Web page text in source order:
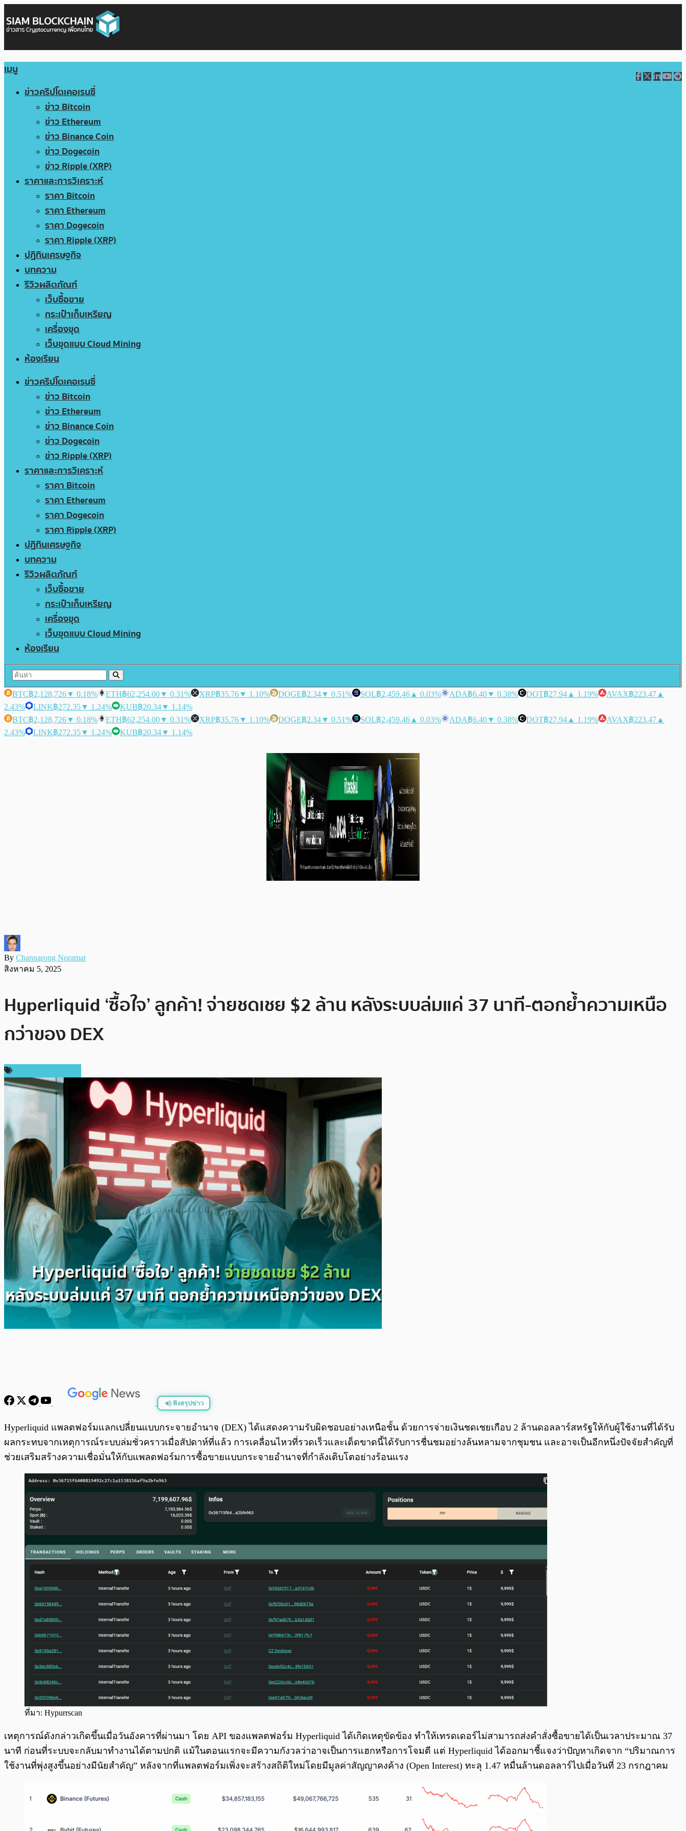
เมนู
ข่าวคริปโตเคอเรนซี่
ข่าว Bitcoin
ข่าว Ethereum
ข่าว Binance Coin
ข่าว Dogecoin
ข่าว Ripple (XRP)
ราคาและการวิเคราะห์
ราคา Bitcoin
ราคา Ethereum
ราคา Dogecoin
ราคา Ripple (XRP)
ปฏิทินเศรษฐกิจ
บทความ
รีวิวผลิตภัณฑ์
เว็บซื้อขาย
กระเป๋าเก็บเหรียญ
เครื่องขุด
เว็บขุดแบบ Cloud Mining
ห้องเรียน
ข่าวคริปโตเคอเรนซี่
ข่าว Bitcoin
ข่าว Ethereum
ข่าว Binance Coin
ข่าว Dogecoin
ข่าว Ripple (XRP)
ราคาและการวิเคราะห์
ราคา Bitcoin
ราคา Ethereum
ราคา Dogecoin
ราคา Ripple (XRP)
ปฏิทินเศรษฐกิจ
บทความ
รีวิวผลิตภัณฑ์
เว็บซื้อขาย
กระเป๋าเก็บเหรียญ
เครื่องขุด
เว็บขุดแบบ Cloud Mining
ห้องเรียน
BTC฿2,128,726▼ 0.18% ETH฿62,254.00▼ 0.31% XRP฿35.76▼ 1.10% DOGE฿2.34▼ 0.51% SOL฿2,459.46 ▲ 0.03% ADA฿6.40▼ 0.38% DOT฿27.94 ▲ 1.19% AVAX฿223.47 ▲
2.43%
LINK฿272.35▼ 1.24% KUB฿20.34▼ 1.14%
BTC฿2,128,726▼ 0.18% ETH฿62,254.00▼ 0.31% XRP฿35.76▼ 1.10% DOGE฿2.34▼ 0.51% SOL฿2,459.46 ▲ 0.03% ADA฿6.40▼ 0.38% DOT฿27.94 ▲ 1.19% AVAX฿223.47 ▲
2.43%
LINK฿272.35▼ 1.24% KUB฿20.34▼ 1.14%
By Channarong Noramat
สิงหาคม 5, 2025
Hyperliquid ‘ซื้อใจ’ ลูกค้า! จ่ายชดเชย $2 ล้าน หลังระบบล่มแค่ 37 นาที-ตอกย้ำความเหนือ
กว่าของ DEX
ฟังสรุปข่าว
พร้อมเล่น 0:00 /
Hyperliquid แพลตฟอร์มแลกเปลี่ยนแบบกระจายอำนาจ (DEX) ได้แสดงความรับผิดชอบอย่างเหนือชั้น ด้วยการจ่ายเงินชดเชยเกือบ 2 ล้านดอลลาร์สหรัฐให้กับผู้ใช้งานที่ได้รับ
ผลกระทบจากเหตุการณ์ระบบล่มชั่วคราวเมื่อสัปดาห์ที่แล้ว การเคลื่อนไหวที่รวดเร็วและเด็ดขาดนี้ได้รับการชื่นชมอย่างล้นหลามจากชุมชน และอาจเป็นอีกหนึ่งปัจจัยสำคัญที่
ช่วยเสริมสร้างความเชื่อมั่นให้กับแพลตฟอร์มการซื้อขายแบบกระจายอำนาจที่กำลังเติบโตอย่างร้อนแรง
ที่มา: Hypurrscan
เหตุการณ์ดังกล่าวเกิดขึ้นเมื่อวันอังคารที่ผ่านมา โดย API ของแพลตฟอร์ม Hyperliquid ได้เกิดเหตุขัดข้อง ทำให้เทรดเดอร์ไม่สามารถส่งคำสั่งซื้อขายได้เป็นเวลาประมาณ 37
นาที ก่อนที่ระบบจะกลับมาทำงานได้ตามปกติ แม้ในตอนแรกจะมีความกังวลว่าอาจเป็นการแฮกหรือการโจมตี แต่ Hyperliquid ได้ออกมาชี้แจงว่าปัญหาเกิดจาก “ปริมาณการ
ใช้งานที่พุ่งสูงขึ้นอย่างมีนัยสำคัญ” หลังจากที่แพลตฟอร์มเพิ่งจะสร้างสถิติใหม่โดยมีมูลค่าสัญญาคงค้าง (Open Interest) ทะลุ 1.47 หมื่นล้านดอลลาร์ไปเมื่อวันที่ 23 กรกฎาคม